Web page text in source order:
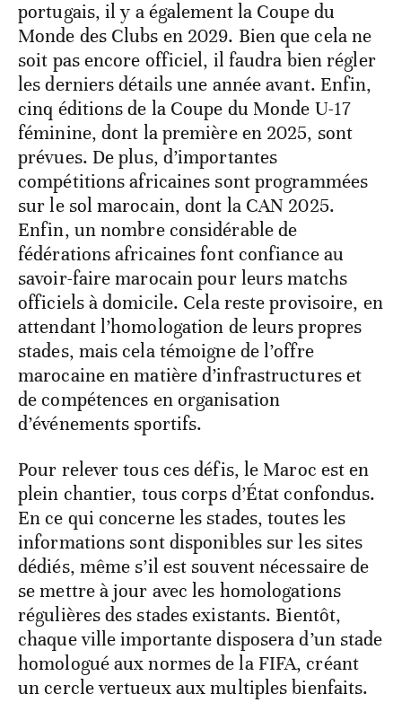
portugais, il y a également la Coupe du
Monde des Clubs en 2029. Bien que cela ne
soit pas encore officiel, il faudra bien régler
les derniers détails une année avant. Enfin,
cinq éditions de la Coupe du Monde U-17
féminine, dont la première en 2025, sont
prévues. De plus, d’importantes
compétitions africaines sont programmées
sur le sol marocain, dont la CAN 2025.
Enfin, un nombre considérable de
fédérations africaines font confiance au
savoir-faire marocain pour leurs matchs
officiels à domicile. Cela reste provisoire, en
attendant l’homologation de leurs propres
stades, mais cela témoigne de l’offre
marocaine en matière d’infrastructures et
de compétences en organisation
d’événements sportifs.
Pour relever tous ces défis, le Maroc est en
plein chantier, tous corps d’État confondus.
En ce qui concerne les stades, toutes les
informations sont disponibles sur les sites
dédiés, même s’il est souvent nécessaire de
se mettre à jour avec les homologations
régulières des stades existants. Bientôt,
chaque ville importante disposera d’un stade
homologué aux normes de la FIFA, créant
un cercle vertueux aux multiples bienfaits.